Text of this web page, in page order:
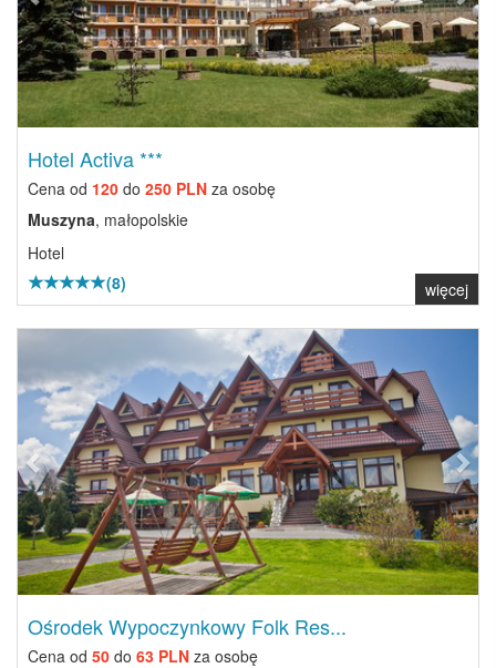
Hotel Activa ***
Cena od 120 do 250 PLN za osobę
Muszyna, małopolskie
Hotel
(8)
więcej
Ośrodek Wypoczynkowy Folk Res...
Cena od 50 do 63 PLN za osobę